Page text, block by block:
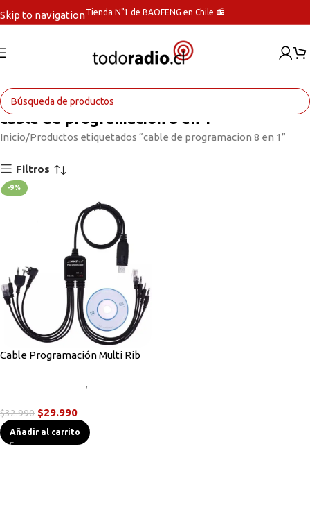
Skip to navigationTienda N°1 de BAOFENG en Chile 📻
cable de programacion 8 en 1
Inicio Productos etiquetados “cable de programacion 8 en 1”
Filtros
-9%
Cable Programación Multi Rib
,
$32.990 $29.990
Añadir al carrito